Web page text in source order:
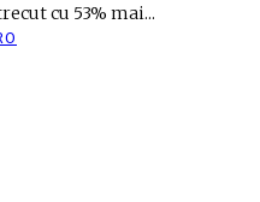
cu 53% mai...